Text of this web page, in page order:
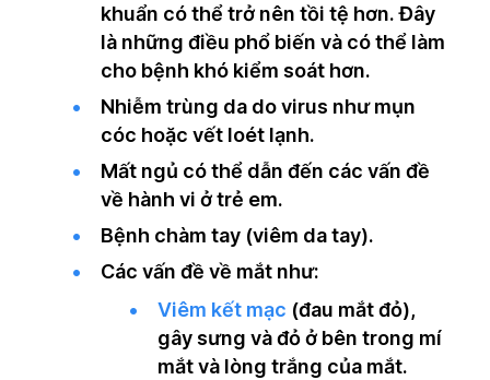
khuẩn có thể trở nên tồi tệ hơn. Đây
là những điều phổ biến và có thể làm
cho bệnh khó kiểm soát hơn.
Nhiễm trùng da do virus như mụn
cóc hoặc vết loét lạnh.
Mất ngủ có thể dẫn đến các vấn đề
về hành vi ở trẻ em.
Bệnh chàm tay (viêm da tay).
Các vấn đề về mắt như:
Viêm kết mạc (đau mắt đỏ),
gây sưng và đỏ ở bên trong mí
mắt và lòng trắng của mắt.